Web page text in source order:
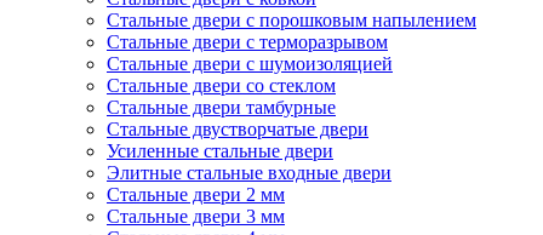
Стальные двери с порошковым напылением
Стальные двери с терморазрывом
Стальные двери с шумоизоляцией
Стальные двери со стеклом
Стальные двери тамбурные
Стальные двустворчатые двери
Усиленные стальные двери
Элитные стальные входные двери
Стальные двери 2 мм
Стальные двери 3 мм